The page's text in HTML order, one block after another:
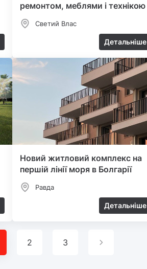
ремонтом, меблями і технікою
Светий Влас
Детальніше
Новий житловий комплекс на
першій лінії моря в Болгарії
Равда
Детальніше
2 3